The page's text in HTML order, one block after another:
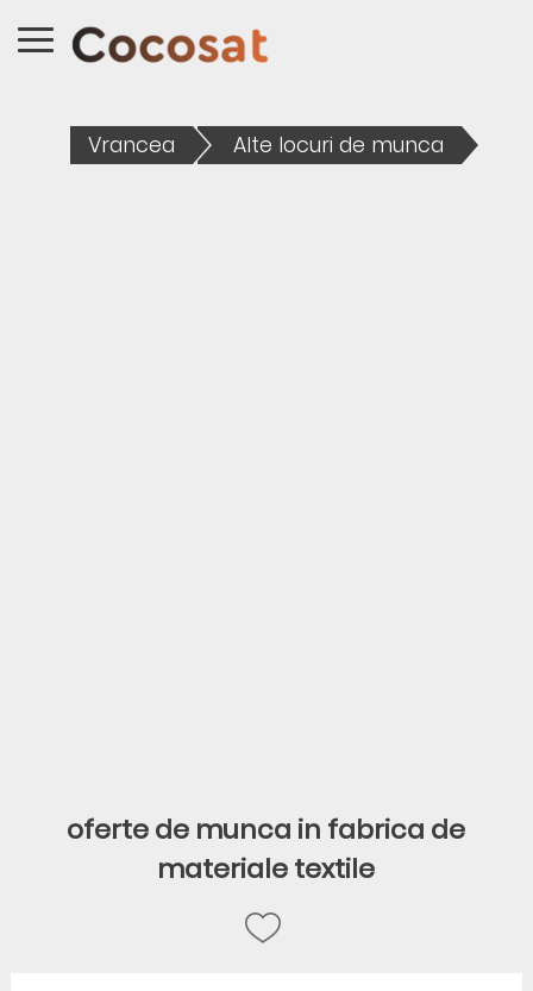
Vrancea Alte locuri de munca
oferte de munca in fabrica de
materiale textile